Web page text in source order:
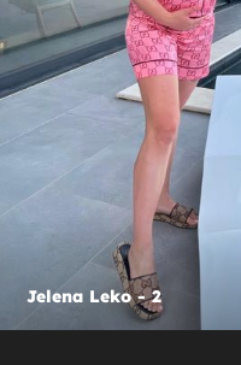
Jelena Leko - 2